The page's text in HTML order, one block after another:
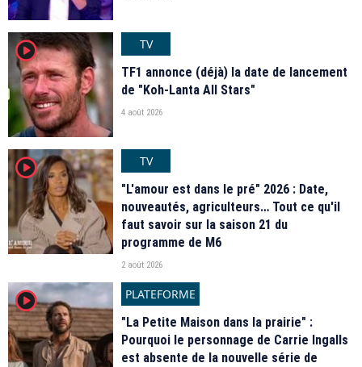
player2
TV
TF1 annonce (déjà) la date de lancement
de "Koh-Lanta All Stars"
4 août 2026
player2
TV
"L'amour est dans le pré" 2026 : Date,
nouveautés, agriculteurs… Tout ce qu'il
faut savoir sur la saison 21 du
programme de M6
2 août 2026
player2
PLATEFORME
"La Petite Maison dans la prairie" :
Pourquoi le personnage de Carrie Ingalls
est absente de la nouvelle série de